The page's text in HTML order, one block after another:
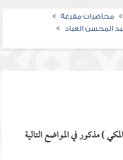
محاضرات مفرغة
المحسن العباد
) مذكور في المواضع التالية